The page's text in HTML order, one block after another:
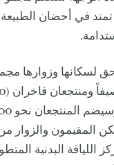
في أحضان
لسكانها وزوارها
المقيمون والزوار
اللياقة البدنية